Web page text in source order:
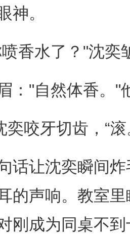
神。
水了？"沈奕
"自然体香。"
牙切齿，“滚
让沈奕瞬间炸
的声响。教室
刚成为同桌不